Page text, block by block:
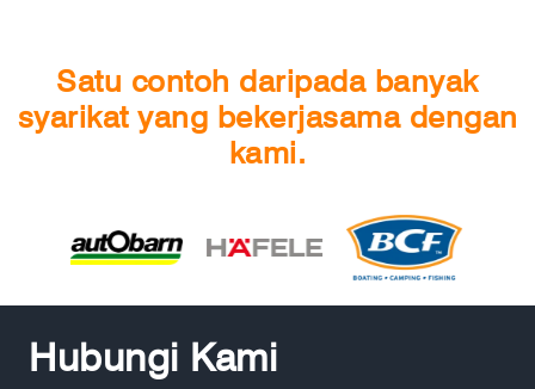
Satu contoh daripada banyak
syarikat yang bekerjasama dengan
kami.
Hubungi Kami